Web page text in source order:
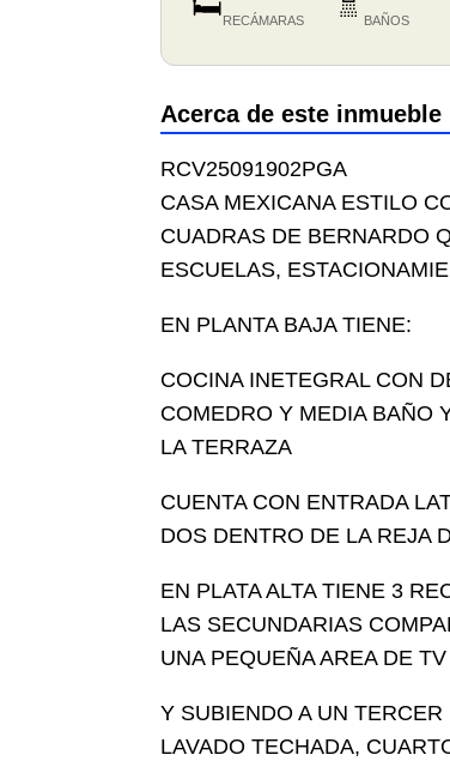
🛏️RECÁMARAS 🚿BAÑOS
Acerca de este inmueble
RCV25091902PGA
CASA MEXICANA ESTILO
CUADRAS DE BERNARDO
ESCUELAS,
EN PLANTA BAJA TIENE:
COCINA INETEGRAL CON
COMEDRO Y MEDIA BAÑO
LA TERRAZA
CUENTA CON ENTRADA
DOS DENTRO DE LA REJA
EN PLATA ALTA TIENE 3
LAS SECUNDARIAS
UNA PEQUEÑA AREA DE TV
Y SUBIENDO A UN
LAVADO TECHADA,